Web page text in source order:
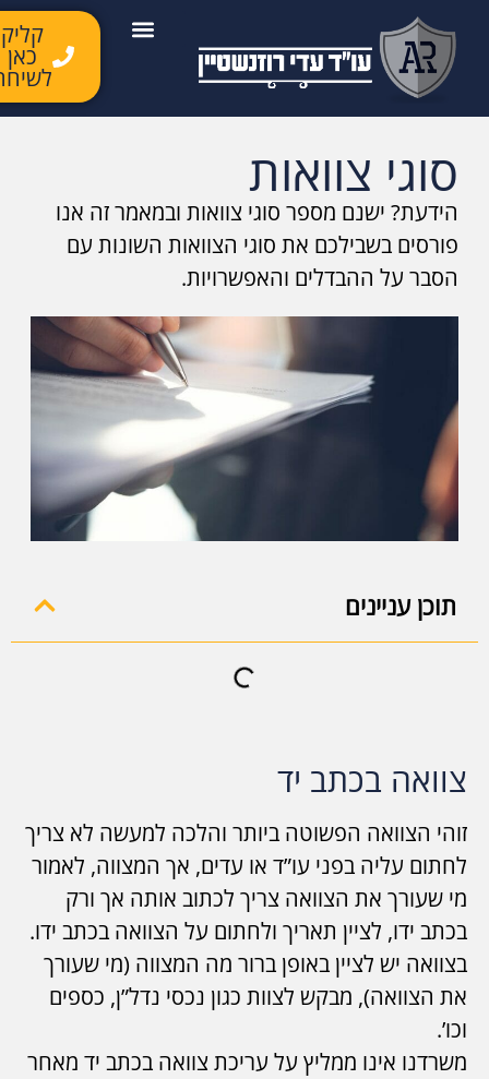
קליק
כאן
סוגי צוואות
הידעת? ישנם מספר סוגי צוואות ובמאמר זה אנו
פורסים בשבילכם את סוגי הצוואות השונות עם
הסבר על ההבדלים והאפשרויות.
תוכן עניינים
צוואה בכתב יד
זוהי הצוואה הפשוטה ביותר והלכה למעשה לא צריך
לחתום עליה בפני עו”ד או עדים, אך המצווה, לאמור
מי שעורך את הצוואה צריך לכתוב אותה אך ורק
בכתב ידו, לציין תאריך ולחתום על הצוואה בכתב ידו.
בצוואה יש לציין באופן ברור מה המצווה (מי שעורך
את הצוואה), מבקש לצוות כגון נכסי נדל”ן, כספים
וכו’.
משרדנו אינו ממליץ על עריכת צוואה בכתב יד מאחר